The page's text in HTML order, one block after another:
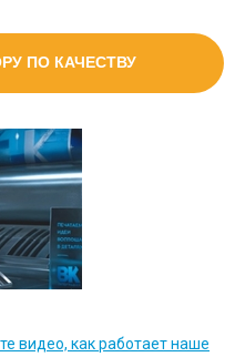
ПО КАЧЕСТВУ
видео, как работает наше